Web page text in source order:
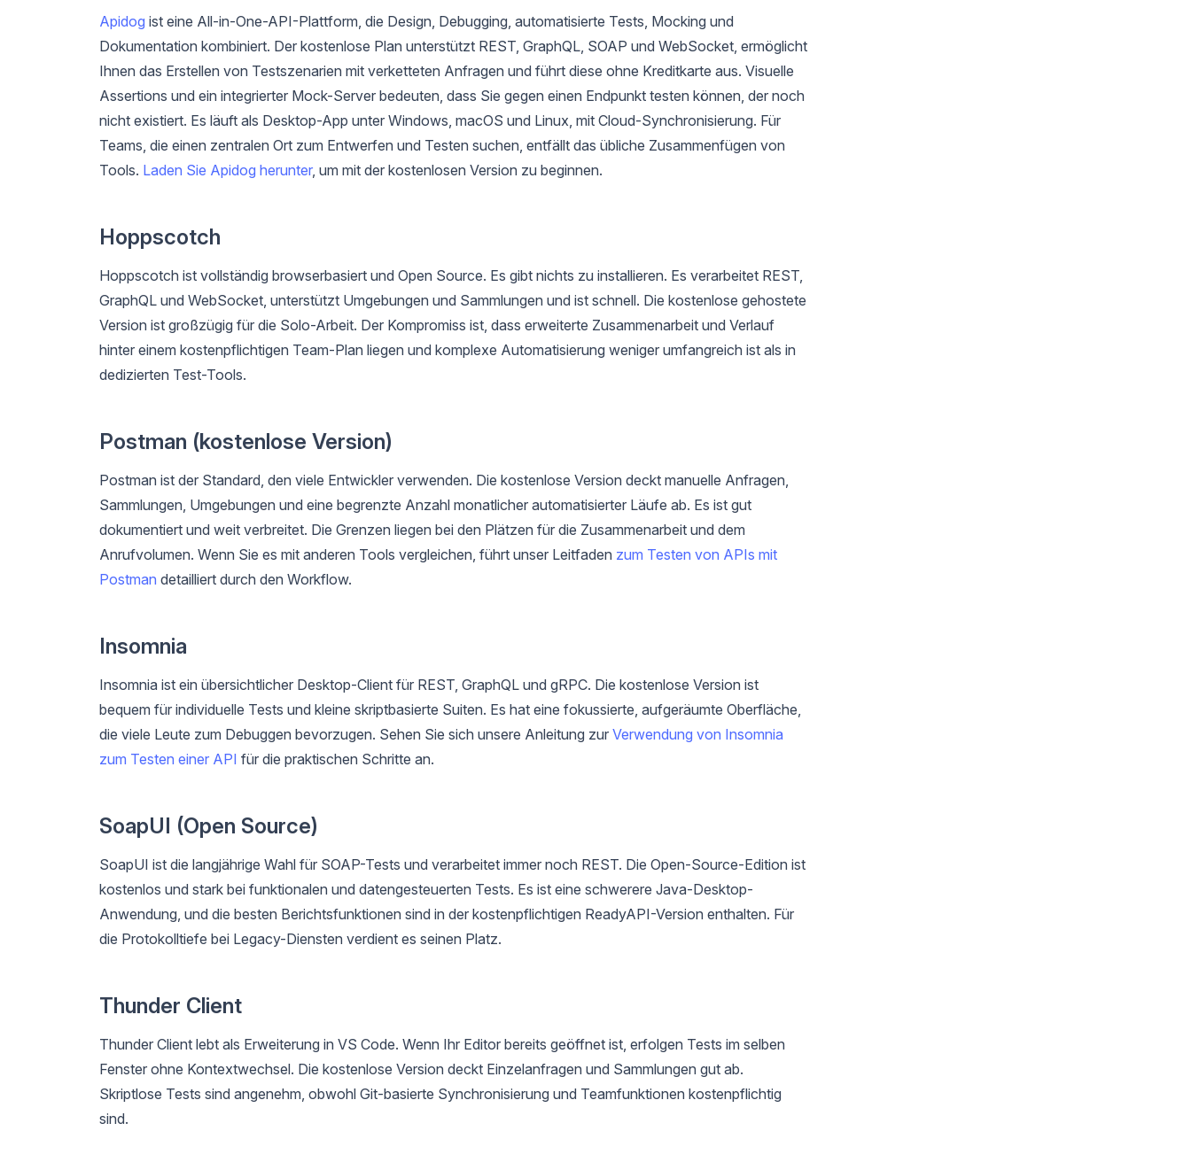
Apidog ist eine All-in-One-API-Plattform, die Design, Debugging, automatisierte Tests, Mocking und
Dokumentation kombiniert. Der kostenlose Plan unterstützt REST, GraphQL, SOAP und WebSocket, ermöglicht
Ihnen das Erstellen von Testszenarien mit verketteten Anfragen und führt diese ohne Kreditkarte aus. Visuelle
Assertions und ein integrierter Mock-Server bedeuten, dass Sie gegen einen Endpunkt testen können, der noch
nicht existiert. Es läuft als Desktop-App unter Windows, macOS und Linux, mit Cloud-Synchronisierung. Für
Teams, die einen zentralen Ort zum Entwerfen und Testen suchen, entfällt das übliche Zusammenfügen von
Tools. Laden Sie Apidog herunter, um mit der kostenlosen Version zu beginnen.
Hoppscotch
Hoppscotch ist vollständig browserbasiert und Open Source. Es gibt nichts zu installieren. Es verarbeitet REST,
GraphQL und WebSocket, unterstützt Umgebungen und Sammlungen und ist schnell. Die kostenlose gehostete
Version ist großzügig für die Solo-Arbeit. Der Kompromiss ist, dass erweiterte Zusammenarbeit und Verlauf
hinter einem kostenpflichtigen Team-Plan liegen und komplexe Automatisierung weniger umfangreich ist als in
dedizierten Test-Tools.
Postman (kostenlose Version)
Postman ist der Standard, den viele Entwickler verwenden. Die kostenlose Version deckt manuelle Anfragen,
Sammlungen, Umgebungen und eine begrenzte Anzahl monatlicher automatisierter Läufe ab. Es ist gut
dokumentiert und weit verbreitet. Die Grenzen liegen bei den Plätzen für die Zusammenarbeit und dem
Anrufvolumen. Wenn Sie es mit anderen Tools vergleichen, führt unser Leitfaden zum Testen von APIs mit
Postman detailliert durch den Workflow.
Insomnia
Insomnia ist ein übersichtlicher Desktop-Client für REST, GraphQL und gRPC. Die kostenlose Version ist
bequem für individuelle Tests und kleine skriptbasierte Suiten. Es hat eine fokussierte, aufgeräumte Oberfläche,
die viele Leute zum Debuggen bevorzugen. Sehen Sie sich unsere Anleitung zur Verwendung von Insomnia
zum Testen einer API für die praktischen Schritte an.
SoapUI (Open Source)
SoapUI ist die langjährige Wahl für SOAP-Tests und verarbeitet immer noch REST. Die Open-Source-Edition ist
kostenlos und stark bei funktionalen und datengesteuerten Tests. Es ist eine schwerere Java-Desktop-
Anwendung, und die besten Berichtsfunktionen sind in der kostenpflichtigen ReadyAPI-Version enthalten. Für
die Protokolltiefe bei Legacy-Diensten verdient es seinen Platz.
Thunder Client
Thunder Client lebt als Erweiterung in VS Code. Wenn Ihr Editor bereits geöffnet ist, erfolgen Tests im selben
Fenster ohne Kontextwechsel. Die kostenlose Version deckt Einzelanfragen und Sammlungen gut ab.
Skriptlose Tests sind angenehm, obwohl Git-basierte Synchronisierung und Teamfunktionen kostenpflichtig
sind.